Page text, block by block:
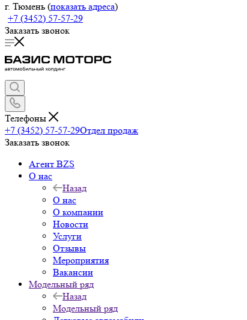
г. Тюмень (показать адреса)
+7 (3452) 57-57-29
Заказать звонок
Телефоны
+7 (3452) 57-57-29Отдел продаж
Заказать звонок
Агент BZS
О нас
Назад
О нас
О компании
Новости
Услуги
Отзывы
Мероприятия
Вакансии
Модельный ряд
Назад
Модельный ряд